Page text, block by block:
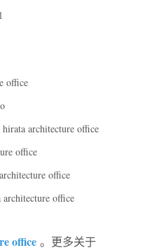
office
architecture office
office
office
architecture office
office 。更多关于